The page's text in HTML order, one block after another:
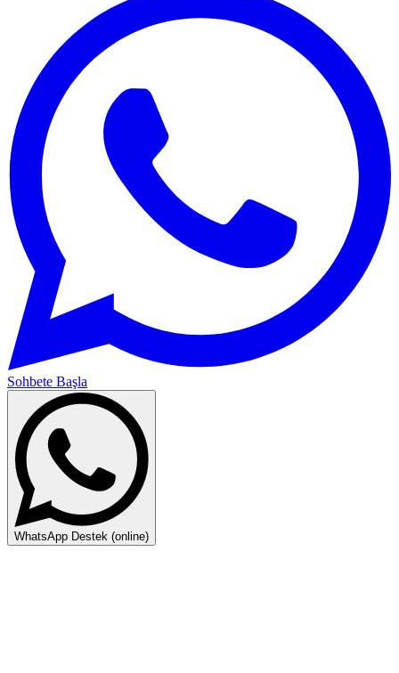
Sohbete Başla
WhatsApp Destek (online)